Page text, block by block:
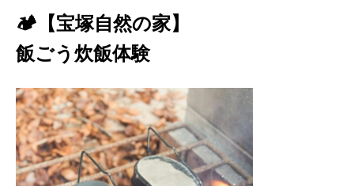
🏕️【宝塚自然の家】
飯ごう炊飯体験